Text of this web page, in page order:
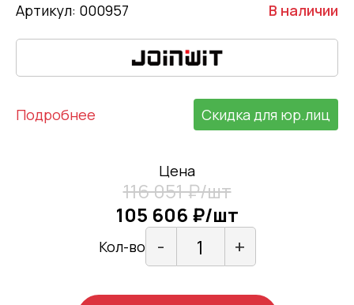
Артикул: 000957 В наличии
Подробнее Скидка для юр.лиц
Цена
116 051 ₽/шт
105 606 ₽/шт
Кол-во - +